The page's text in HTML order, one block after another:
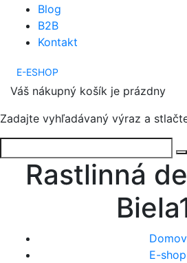
Blog
B2B
Kontakt
E-ESHOP
Váš nákupný košík je prázdny
Zadajte vyhľadávaný výraz a
Rastlinná
Domov
E-shop